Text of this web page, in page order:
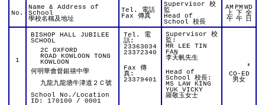
No.
Name & Address of
School
學校名稱及地址
Tel. 電話
Fax 傳真
Supervisor 校
監
Head of
School 校長
AM
上
午
PM
下
午
WD
全
日
1
BISHOP HALL JUBILEE
SCHOOL
2C OXFORD
ROAD KOWLOON TONG
KOWLOON
何明華會督銀禧中學
九龍九龍塘牛津道２Ｃ號
School No./Location
ID: 170100 / 0001
Tel. 電
話:
23363034
23372340
Fax 傳
真:
23379401
Supervisor 校
監:
MR LEE TIN
FAN
李天帆先生
Head of
School 校長:
MS LAW KING
YUK VICKY
羅敬玉女士
*
CO-ED
男女